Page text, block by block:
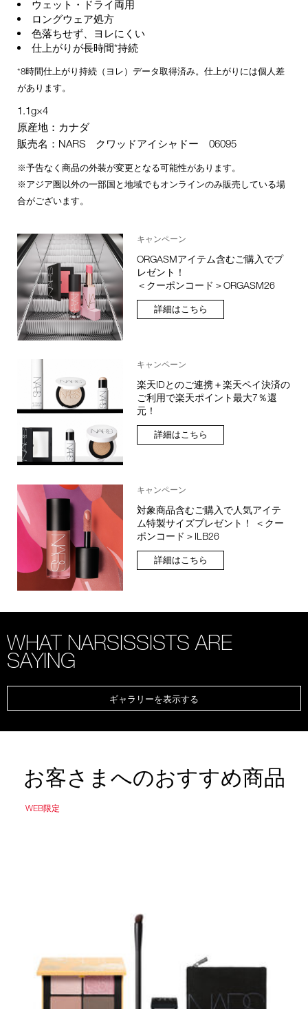
ウェット・ドライ両用
ロングウェア処方
色落ちせず、ヨレにくい
仕上がりが長時間*持続
*8時間仕上がり持続（ヨレ）データ取得済み。仕上がりには個人差
があります。
1.1g×4
原産地：カナダ
販売名：NARS クワッドアイシャドー 06095
※予告なく商品の外装が変更となる可能性があります。
※アジア圏以外の一部国と地域でもオンラインのみ販売している場
合がございます。
キャンペーン
ORGASMアイテム含むご購入でプ
レゼント！
＜クーポンコード＞ORGASM26
詳細はこちら
キャンペーン
楽天IDとのご連携＋楽天ペイ決済の
ご利用で楽天ポイント最大7％還
元！
詳細はこちら
キャンペーン
対象商品含むご購入で人気アイテ
ム特製サイズプレゼント！ ＜クー
ポンコード＞ILB26
詳細はこちら
WHAT NARSISSISTS ARE
SAYING
ギャラリーを表示する
お客さまへのおすすめ商品
WEB限定